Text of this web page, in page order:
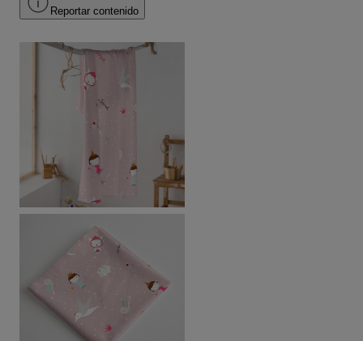
Reportar contenido